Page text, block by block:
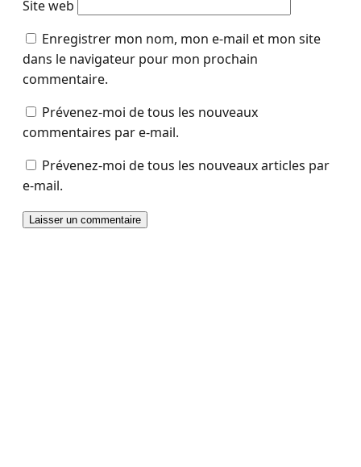
Site web
Enregistrer mon nom, mon e-mail et mon site
dans le navigateur pour mon prochain
commentaire.
Prévenez-moi de tous les nouveaux
commentaires par e-mail.
Prévenez-moi de tous les nouveaux articles par
e-mail.